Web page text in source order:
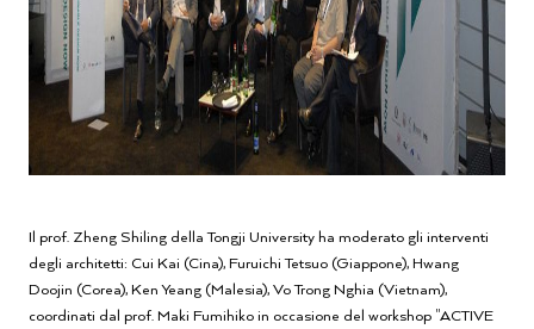
Il prof. Zheng Shiling della Tongji University ha moderato gli interventi
degli architetti: Cui Kai (Cina), Furuichi Tetsuo (Giappone), Hwang
Doojin (Corea), Ken Yeang (Malesia), Vo Trong Nghia (Vietnam),
coordinati dal prof. Maki Fumihiko in occasione del workshop "ACTIVE